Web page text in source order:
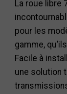
La roue libre
pour les
gamme,
Facile à
une solution